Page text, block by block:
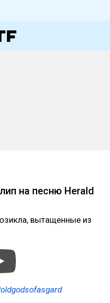
на песню Herald
вытащенные из